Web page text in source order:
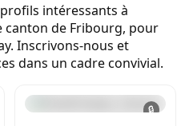
intéressants à
canton de Fribourg, pour
Inscrivons-nous et
dans un cadre convivial.
🔒